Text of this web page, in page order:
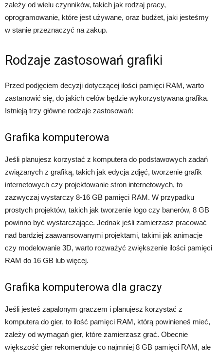
zależy od wielu czynników, takich jak rodzaj pracy,
oprogramowanie, które jest używane, oraz budżet, jaki jesteśmy
w stanie przeznaczyć na zakup.
Rodzaje zastosowań grafiki
Przed podjęciem decyzji dotyczącej ilości pamięci RAM, warto
zastanowić się, do jakich celów będzie wykorzystywana grafika.
Istnieją trzy główne rodzaje zastosowań:
Grafika komputerowa
Jeśli planujesz korzystać z komputera do podstawowych zadań
związanych z grafiką, takich jak edycja zdjęć, tworzenie grafik
internetowych czy projektowanie stron internetowych, to
zazwyczaj wystarczy 8-16 GB pamięci RAM. W przypadku
prostych projektów, takich jak tworzenie logo czy banerów, 8 GB
powinno być wystarczające. Jednak jeśli zamierzasz pracować
nad bardziej zaawansowanymi projektami, takimi jak animacje
czy modelowanie 3D, warto rozważyć zwiększenie ilości pamięci
RAM do 16 GB lub więcej.
Grafika komputerowa dla graczy
Jeśli jesteś zapalonym graczem i planujesz korzystać z
komputera do gier, to ilość pamięci RAM, którą powinieneś mieć,
zależy od wymagań gier, które zamierzasz grać. Obecnie
większość gier rekomenduje co najmniej 8 GB pamięci RAM, ale